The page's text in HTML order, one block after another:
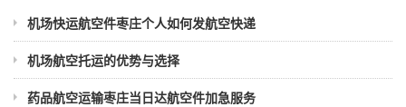
机场快运航空件枣庄个人如何发航空快递
机场航空托运的优势与选择
药品航空运输枣庄当日达航空件加急服务